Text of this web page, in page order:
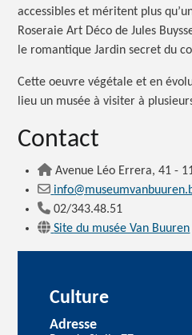
accessibles et méritent plus
Roseraie Art Déco de Jules
le romantique Jardin secret du
Cette oeuvre végétale et en
lieu un musée à visiter à
Contact
Avenue Léo Errera, 41 -
02/343.48.51
Site du musée Van Buuren
Culture
Adresse